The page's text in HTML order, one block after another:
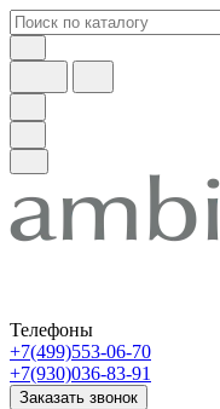
Телефоны
+7(499)553-06-70
+7(930)036-83-91
Заказать звонок